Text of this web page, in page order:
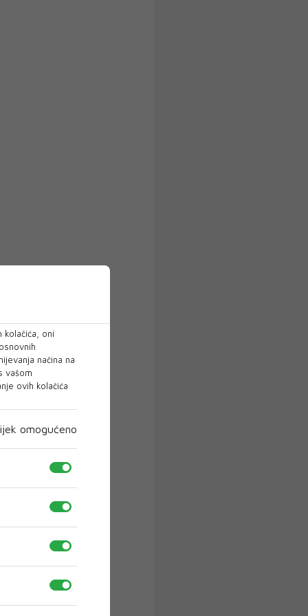
oni
načina na
vašom
ovih kolačića
omogućeno